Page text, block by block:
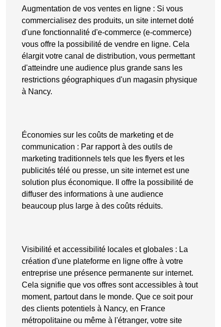
Augmentation de vos ventes en ligne : Si vous
commercialisez des produits, un site internet doté
d'une fonctionnalité d'e-commerce (e-commerce)
vous offre la possibilité de vendre en ligne. Cela
élargit votre canal de distribution, vous permettant
d'atteindre une audience plus grande sans les
restrictions géographiques d'un magasin physique
à Nancy.
Économies sur les coûts de marketing et de
communication : Par rapport à des outils de
marketing traditionnels tels que les flyers et les
publicités télé ou presse, un site internet est une
solution plus économique. Il offre la possibilité de
diffuser des informations à une audience
beaucoup plus large à des coûts réduits.
Visibilité et accessibilité locales et globales : La
création d'une plateforme en ligne offre à votre
entreprise une présence permanente sur internet.
Cela signifie que vos offres sont accessibles à tout
moment, partout dans le monde. Que ce soit pour
des clients potentiels à Nancy, en France
métropolitaine ou même à l'étranger, votre site